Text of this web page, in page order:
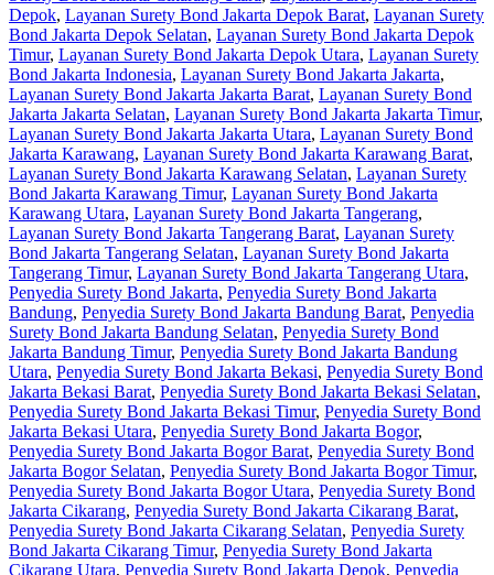
Depok, Layanan Surety Bond Jakarta Depok Barat, Layanan Surety
Bond Jakarta Depok Selatan, Layanan Surety Bond Jakarta Depok
Timur, Layanan Surety Bond Jakarta Depok Utara, Layanan Surety
Bond Jakarta Indonesia, Layanan Surety Bond Jakarta Jakarta,
Layanan Surety Bond Jakarta Jakarta Barat, Layanan Surety Bond
Jakarta Jakarta Selatan, Layanan Surety Bond Jakarta Jakarta Timur,
Layanan Surety Bond Jakarta Jakarta Utara, Layanan Surety Bond
Jakarta Karawang, Layanan Surety Bond Jakarta Karawang Barat,
Layanan Surety Bond Jakarta Karawang Selatan, Layanan Surety
Bond Jakarta Karawang Timur, Layanan Surety Bond Jakarta
Karawang Utara, Layanan Surety Bond Jakarta Tangerang,
Layanan Surety Bond Jakarta Tangerang Barat, Layanan Surety
Bond Jakarta Tangerang Selatan, Layanan Surety Bond Jakarta
Tangerang Timur, Layanan Surety Bond Jakarta Tangerang Utara,
Penyedia Surety Bond Jakarta, Penyedia Surety Bond Jakarta
Bandung, Penyedia Surety Bond Jakarta Bandung Barat, Penyedia
Surety Bond Jakarta Bandung Selatan, Penyedia Surety Bond
Jakarta Bandung Timur, Penyedia Surety Bond Jakarta Bandung
Utara, Penyedia Surety Bond Jakarta Bekasi, Penyedia Surety Bond
Jakarta Bekasi Barat, Penyedia Surety Bond Jakarta Bekasi Selatan,
Penyedia Surety Bond Jakarta Bekasi Timur, Penyedia Surety Bond
Jakarta Bekasi Utara, Penyedia Surety Bond Jakarta Bogor,
Penyedia Surety Bond Jakarta Bogor Barat, Penyedia Surety Bond
Jakarta Bogor Selatan, Penyedia Surety Bond Jakarta Bogor Timur,
Penyedia Surety Bond Jakarta Bogor Utara, Penyedia Surety Bond
Jakarta Cikarang, Penyedia Surety Bond Jakarta Cikarang Barat,
Penyedia Surety Bond Jakarta Cikarang Selatan, Penyedia Surety
Bond Jakarta Cikarang Timur, Penyedia Surety Bond Jakarta
Cikarang Utara, Penyedia Surety Bond Jakarta Depok, Penyedia